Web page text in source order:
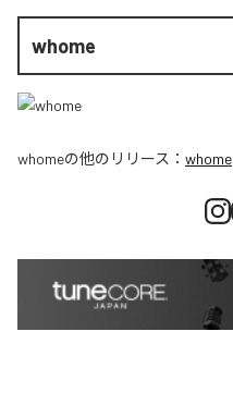
whome
whomeの他のリリース： whome